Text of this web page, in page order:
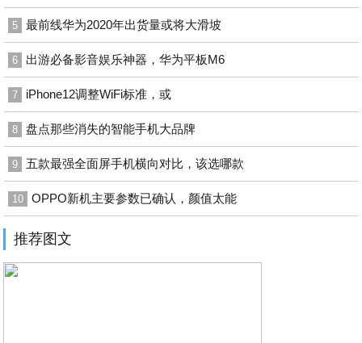
5 最前线华为2020年出货量或将大滑坡
6 出游必备影音娱乐神器，华为平板M6
7 iPhone12调整WiFi标准，或
8 盘点那些消失的智能手机大品牌
9 五款最强全面屏手机横向对比，该选哪款
10 OPPO新机主要参数已确认，颜值太能
推荐图文